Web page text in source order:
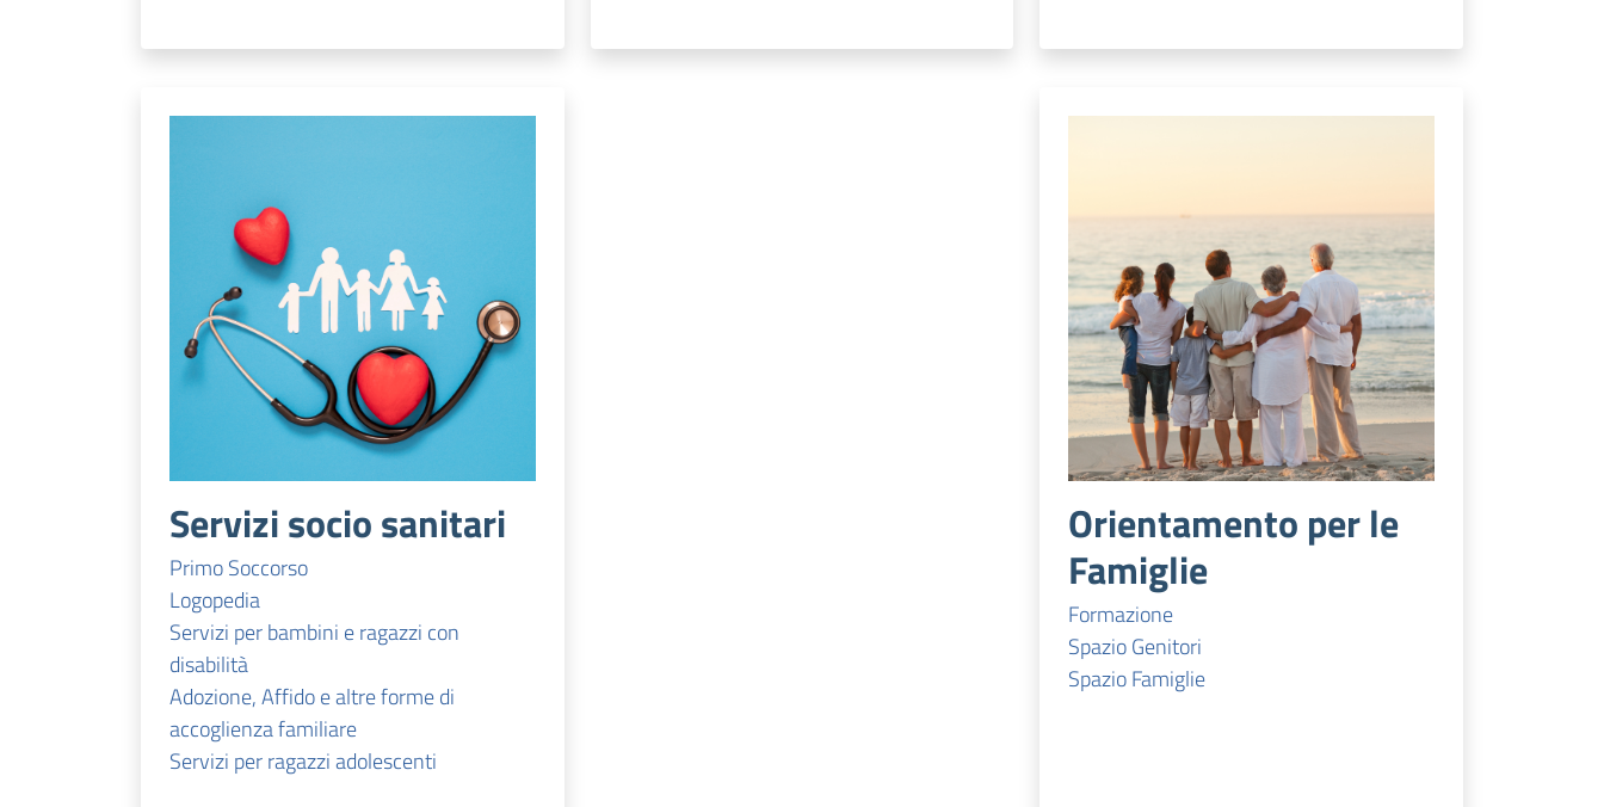
Servizi socio sanitari
Primo Soccorso
Logopedia
Servizi per bambini e ragazzi con
disabilità
Adozione, Affido e altre forme di
accoglienza familiare
Servizi per ragazzi adolescenti
Orientamento per le
Famiglie
Formazione
Spazio Genitori
Spazio Famiglie